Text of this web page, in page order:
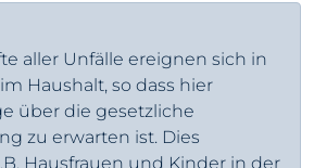
aller Unfälle ereignen sich in
Haushalt, so dass hier
über die gesetzliche
zu erwarten ist. Dies
Hausfrauen und Kinder in der